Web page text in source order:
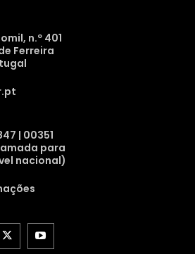
n.º 401
Ferreira
| 00351
para
nacional)